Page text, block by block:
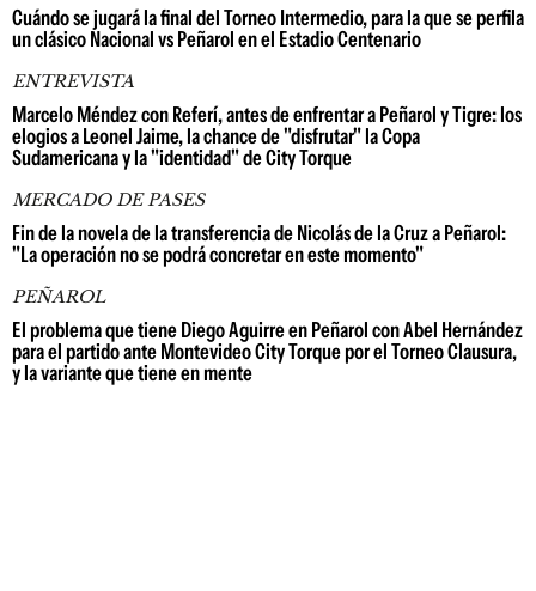
Cuándo se jugará la final del Torneo Intermedio, para la que se perfila
un clásico Nacional vs Peñarol en el Estadio Centenario
ENTREVISTA
Marcelo Méndez con Referí, antes de enfrentar a Peñarol y Tigre: los
elogios a Leonel Jaime, la chance de "disfrutar" la Copa
Sudamericana y la "identidad" de City Torque
MERCADO DE PASES
Fin de la novela de la transferencia de Nicolás de la Cruz a Peñarol:
"La operación no se podrá concretar en este momento"
PEÑAROL
El problema que tiene Diego Aguirre en Peñarol con Abel Hernández
para el partido ante Montevideo City Torque por el Torneo Clausura,
y la variante que tiene en mente